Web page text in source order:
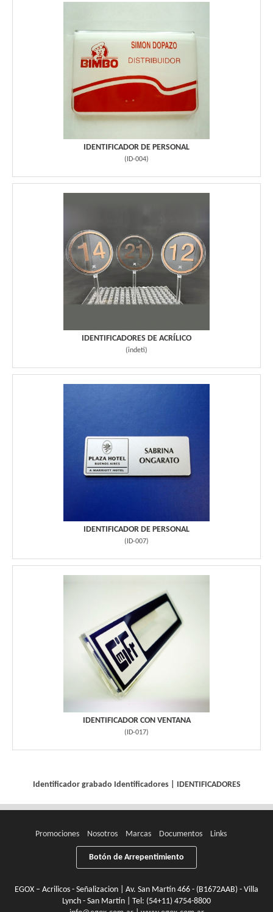
IDENTIFICADOR DE PERSONAL
( ID-004)
IDENTIFICADORES DE ACRÍLICO
(indeti)
IDENTIFICADOR DE PERSONAL
( ID-007)
IDENTIFICADOR CON VENTANA
( ID-017)
Identificador grabado Identificadores| IDENTIFICADORES
Promociones Nosotros Marcas Documentos Links
Botón de Arrepentimiento
EGOX – Acrilicos - Señalizacion | Av. San Martín 466 - (B1672AAB) - Villa
Lynch - San Martín | Tel: (54+11) 4754-8800